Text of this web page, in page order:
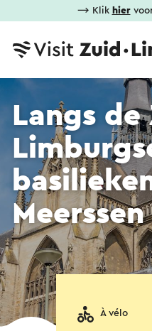
⟶ Klik hier
Langs de
Meerssen
À vélo